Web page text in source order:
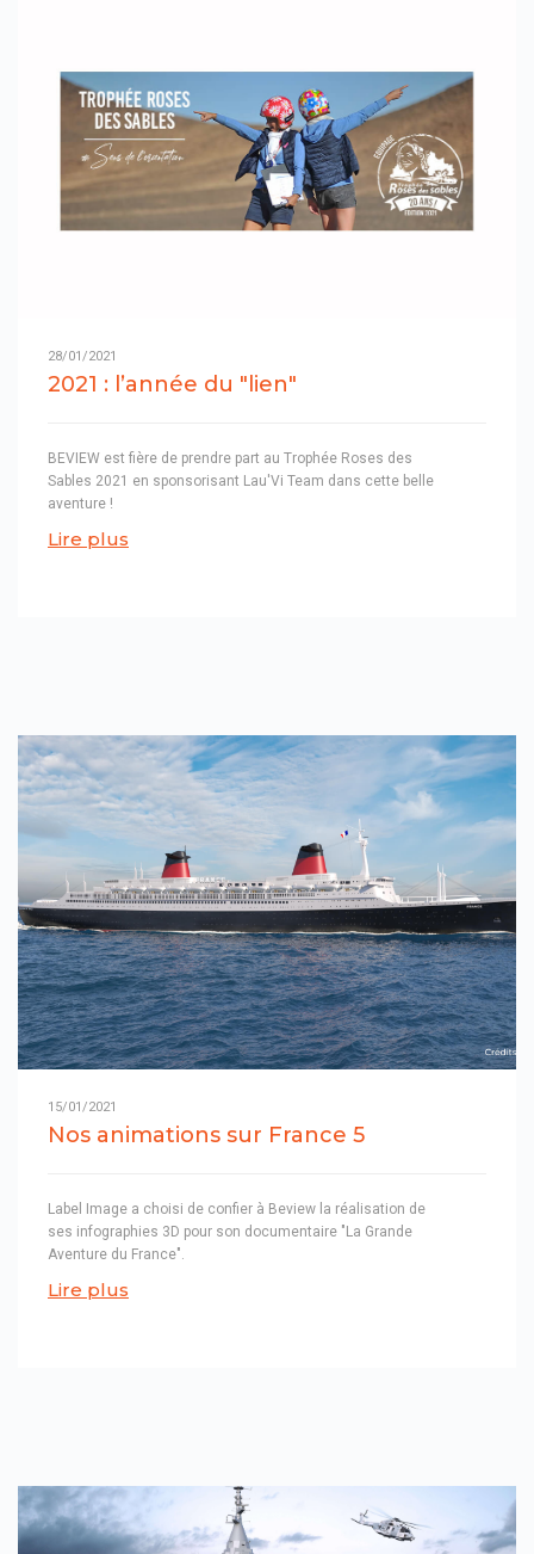
28/01/2021
2021 : l’année du "lien"
BEVIEW est fière de prendre part au Trophée Roses des
Sables 2021 en sponsorisant Lau'Vi Team dans cette belle
aventure !
Lire plus
15/01/2021
Nos animations sur France 5
Label Image a choisi de confier à Beview la réalisation de
ses infographies 3D pour son documentaire "La Grande
Aventure du France".
Lire plus